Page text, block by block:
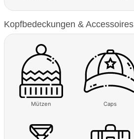
Kopfbedeckungen & Accessoires
Mützen Caps